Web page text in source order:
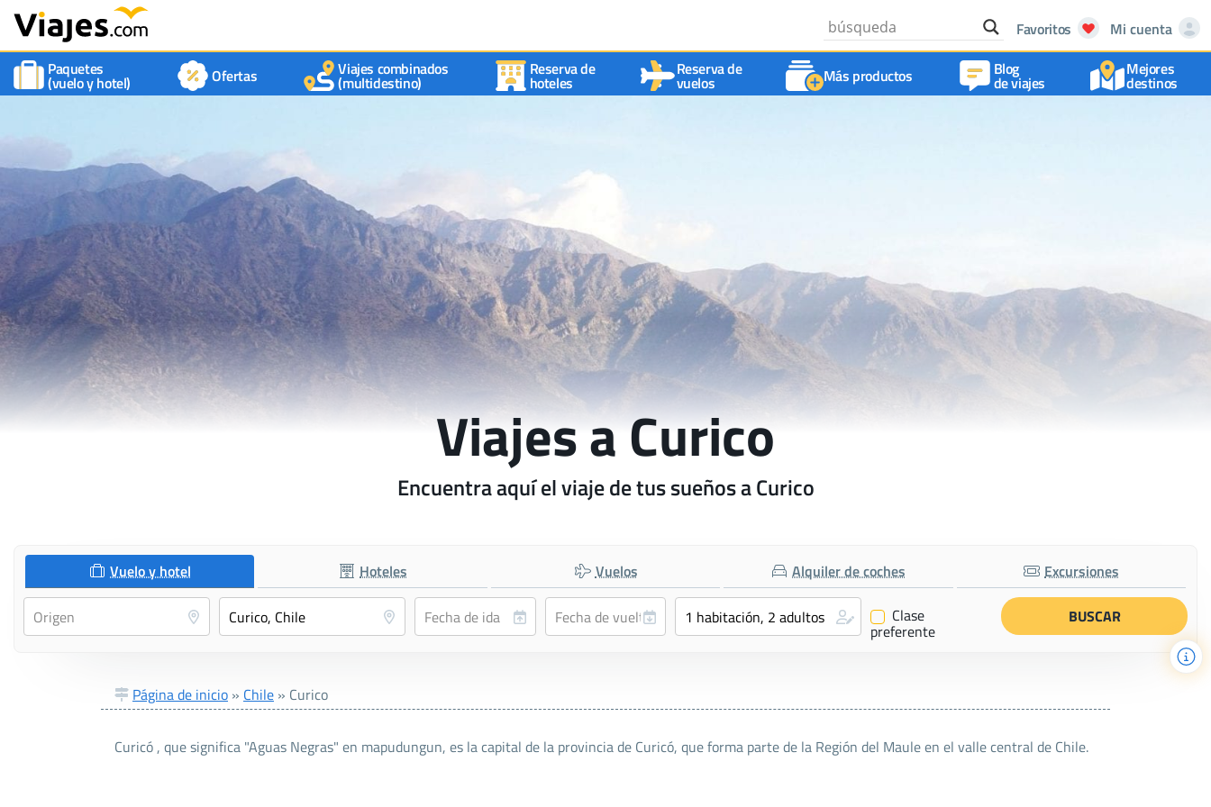
Favoritos
Mi cuenta
Paquetes
(vuelo y hotel) Ofertas Viajes combinados
(multidestino)
Reserva de
hoteles
Reserva de
vuelos Más productos Blog
de viajes
Mejores
destinos
Viajes a Curico
Encuentra aquí el viaje de tus sueños a Curico
Vuelo y hotel Hoteles Vuelos Alquiler de coches Excursiones
✔ Clase
preferente
Página de inicio » Chile » Curico
Curicó , que significa "Aguas Negras" en mapudungun, es la capital de la provincia de Curicó, que forma parte de la Región del Maule en el valle central de Chile.